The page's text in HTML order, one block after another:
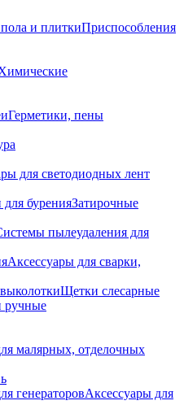
и плиткиПриспособления
Герметики, пены
для светодиодных лент
буренияЗатирочные
пылеудаления для
Аксессуары для сварки,
Щетки слесарные
ручные
малярных, отделочных
генераторовАксессуары для